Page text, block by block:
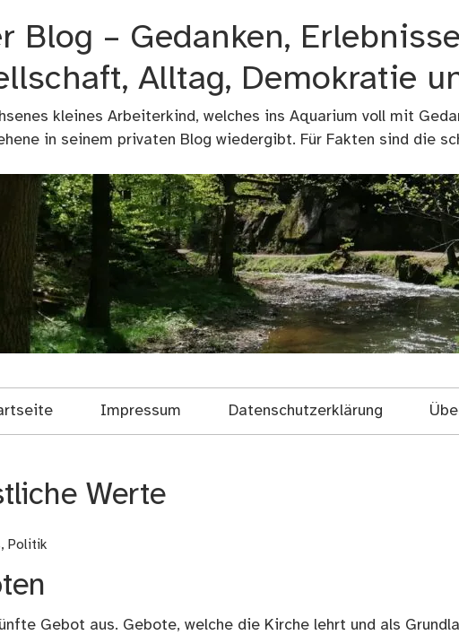
Blog – Gedanken,
Alltag, Demokratie
kleines Arbeiterkind, welches ins Aquarium voll mit
in seinem privaten Blog wiedergibt. Für Fakten sind die
Impressum Datenschutzerklärung
Werte
, Politik
Gebot aus. Gebote, welche die Kirche lehrt und als